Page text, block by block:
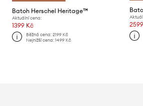
Batoh Herschel Heritage™
Aktuální cena:
1399 Kč
Běžná cena:2199 Kč
Nejnižší cena:1499 Kč